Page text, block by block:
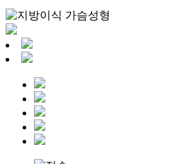
- 필러 가슴성형
- 유두성형
- 유륜성형
- 유방재건술
- 여유증
가슴재수술
체형성형